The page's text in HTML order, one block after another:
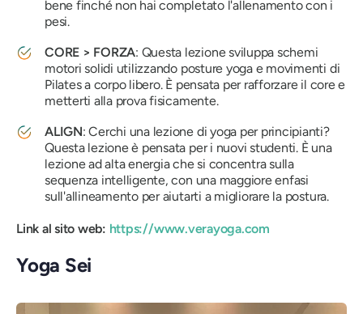
bene finché non hai completato l'allenamento con i
pesi.
CORE > FORZA: Questa lezione sviluppa schemi
motori solidi utilizzando posture yoga e movimenti di
Pilates a corpo libero. È pensata per rafforzare il core e
metterti alla prova fisicamente.
ALIGN: Cerchi una lezione di yoga per principianti?
Questa lezione è pensata per i nuovi studenti. È una
lezione ad alta energia che si concentra sulla
sequenza intelligente, con una maggiore enfasi
sull'allineamento per aiutarti a migliorare la postura.
Link al sito web: https://www.verayoga.com
Yoga Sei